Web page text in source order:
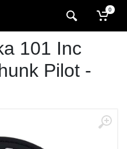
0
101 Inc
Pilot -